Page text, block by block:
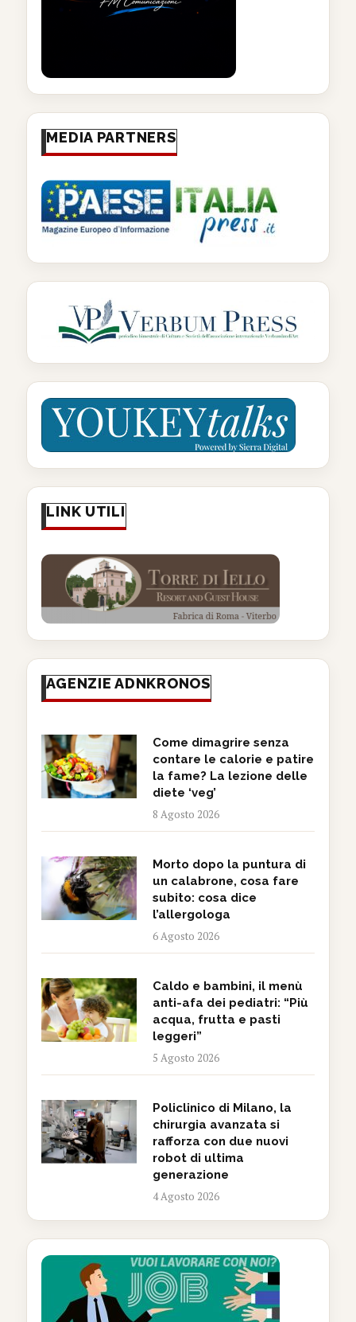
MEDIA PARTNERS
LINK UTILI
AGENZIE ADNKRONOS
Come dimagrire senza
contare le calorie e patire
la fame? La lezione delle
diete ‘veg’
8 Agosto 2026
Morto dopo la puntura di
un calabrone, cosa fare
subito: cosa dice
l’allergologa
6 Agosto 2026
Caldo e bambini, il menù
anti-afa dei pediatri: “Più
acqua, frutta e pasti
leggeri”
5 Agosto 2026
Policlinico di Milano, la
chirurgia avanzata si
rafforza con due nuovi
robot di ultima
generazione
4 Agosto 2026